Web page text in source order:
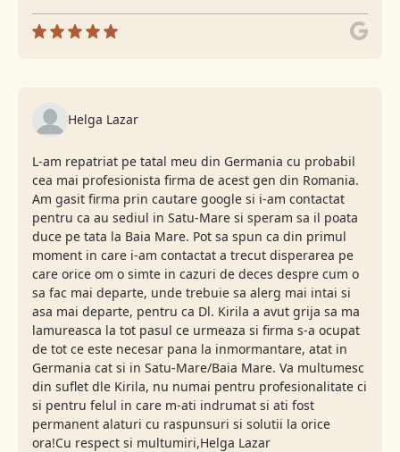
Helga Lazar
L-am repatriat pe tatal meu din Germania cu probabil
cea mai profesionista firma de acest gen din Romania.
Am gasit firma prin cautare google si i-am contactat
pentru ca au sediul in Satu-Mare si speram sa il poata
duce pe tata la Baia Mare. Pot sa spun ca din primul
moment in care i-am contactat a trecut disperarea pe
care orice om o simte in cazuri de deces despre cum o
sa fac mai departe, unde trebuie sa alerg mai intai si
asa mai departe, pentru ca Dl. Kirila a avut grija sa ma
lamureasca la tot pasul ce urmeaza si firma s-a ocupat
de tot ce este necesar pana la inmormantare, atat in
Germania cat si in Satu-Mare/Baia Mare. Va multumesc
din suflet dle Kirila, nu numai pentru profesionalitate ci
si pentru felul in care m-ati indrumat si ati fost
permanent alaturi cu raspunsuri si solutii la orice
ora!Cu respect si multumiri,Helga Lazar